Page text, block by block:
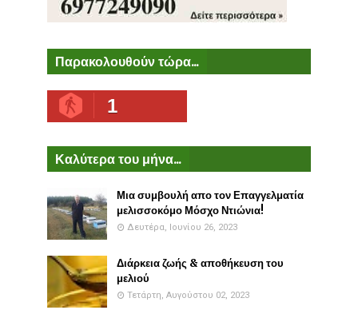
Παρακολουθούν τώρα...
1
Καλύτερα του μήνα...
Μια συμβουλή απο τον Επαγγελματία
μελισσοκόμο Μόσχο Ντιώνια!
Δευτέρα, Ιουνίου 26, 2023
Διάρκεια ζωής & αποθήκευση του
μελιού
Τετάρτη, Αυγούστου 02, 2023